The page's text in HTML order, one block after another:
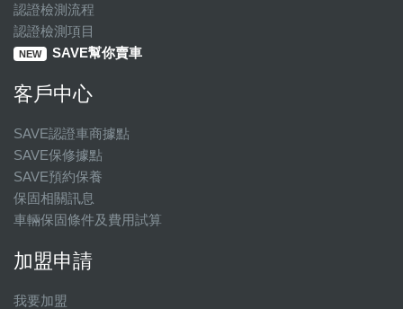
認證檢測流程
認證檢測項目
NEW SAVE幫你賣車
客戶中心
SAVE認證車商據點
SAVE保修據點
SAVE預約保養
保固相關訊息
車輛保固條件及費用試算
加盟申請
我要加盟